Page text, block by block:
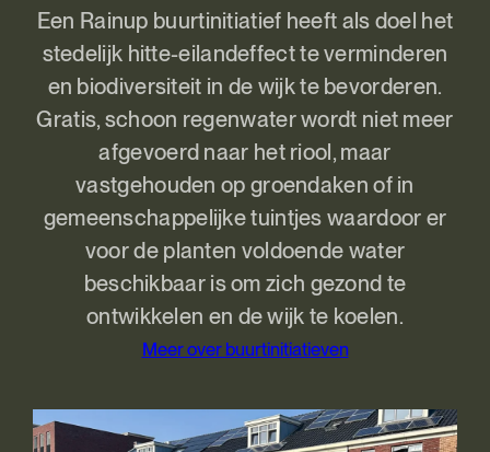
Een Rainup buurtinitiatief heeft als doel het
stedelijk hitte-eilandeffect te verminderen
en biodiversiteit in de wijk te bevorderen.
Gratis, schoon regenwater wordt niet meer
afgevoerd naar het riool, maar
vastgehouden op groendaken of in
gemeenschappelijke tuintjes waardoor er
voor de planten voldoende water
beschikbaar is om zich gezond te
ontwikkelen en de wijk te koelen.
Meer over buurtinitiatieven